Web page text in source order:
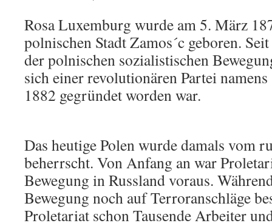
Rosa Luxemburg wurde am 5. März
polnischen Stadt Zamos´c geboren.
der polnischen sozialistischen
sich einer revolutionären Partei
1882 gegründet worden war.
Das heutige Polen wurde damals vom
beherrscht. Von Anfang an war
Bewegung in Russland voraus.
Bewegung noch auf Terroranschläge
Proletariat schon Tausende Arbeiter